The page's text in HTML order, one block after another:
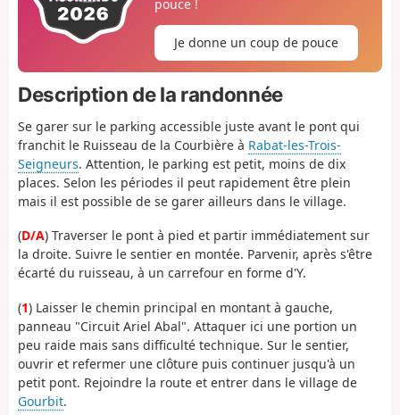
pouce !
Je donne un coup de pouce
Description de la randonnée
Se garer sur le parking accessible juste avant le pont qui
franchit le Ruisseau de la Courbière à Rabat-les-Trois-
Seigneurs. Attention, le parking est petit, moins de dix
places. Selon les périodes il peut rapidement être plein
mais il est possible de se garer ailleurs dans le village.
(D/A) Traverser le pont à pied et partir immédiatement sur
la droite. Suivre le sentier en montée. Parvenir, après s'être
écarté du ruisseau, à un carrefour en forme d'Y.
(1) Laisser le chemin principal en montant à gauche,
panneau "Circuit Ariel Abal". Attaquer ici une portion un
peu raide mais sans difficulté technique. Sur le sentier,
ouvrir et refermer une clôture puis continuer jusqu'à un
petit pont. Rejoindre la route et entrer dans le village de
Gourbit.